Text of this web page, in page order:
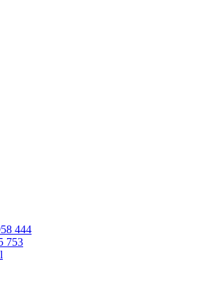
444
753